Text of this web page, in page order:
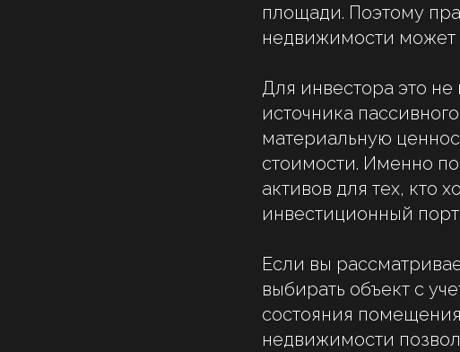
площади. Поэтому
недвижимости может
Для инвестора это
источника
материальную
стоимости. Именно
активов для тех, кто
инвестиционный
Если вы
выбирать объект с
состояния
недвижимости